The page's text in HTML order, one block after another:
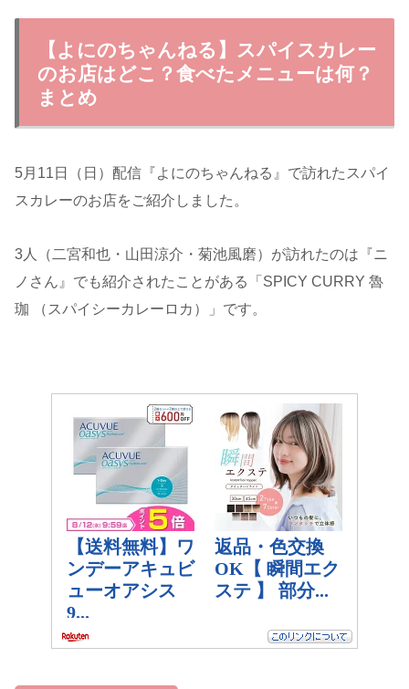
【よにのちゃんねる】スパイスカレー
のお店はどこ？食べたメニューは何？
まとめ
5月11日（日）配信『よにのちゃんねる』で訪れたスパイ
スカレーのお店をご紹介しました。
3人（二宮和也・山田涼介・菊池風磨）が訪れたのは『ニ
ノさん』でも紹介されたことがある「SPICY CURRY 魯
珈 （スパイシーカレーロカ）」です。